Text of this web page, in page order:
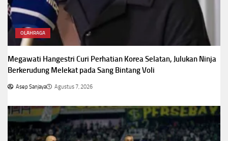
OLAHRAGA
Megawati Hangestri Curi Perhatian Korea Selatan, Julukan Ninja
Berkerudung Melekat pada Sang Bintang Voli
Asep Sanjaya Agustus 7, 2026